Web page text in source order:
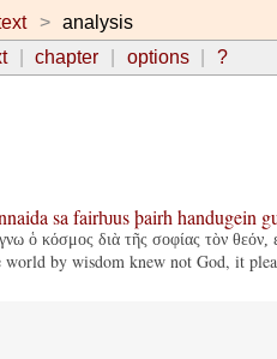
analysis
chapter options ?
sa fairƕus þairh handugein
ὁ κόσμος διὰ τῆς σοφίας τὸν θεόν,
by wisdom knew not God, it